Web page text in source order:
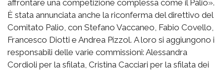
affrontare una competizione complessa come il Palio».
È stata annunciata anche la riconferma del direttivo del
Comitato Palio, con Stefano Vaccaneo, Fabio Covello,
Francesco Diotti e Andrea Pizzol. A loro si aggiungono i
responsabili delle varie commissioni: Alessandra
Cordioli per la sfilata, Cristina Cacciari per la sfilata dei